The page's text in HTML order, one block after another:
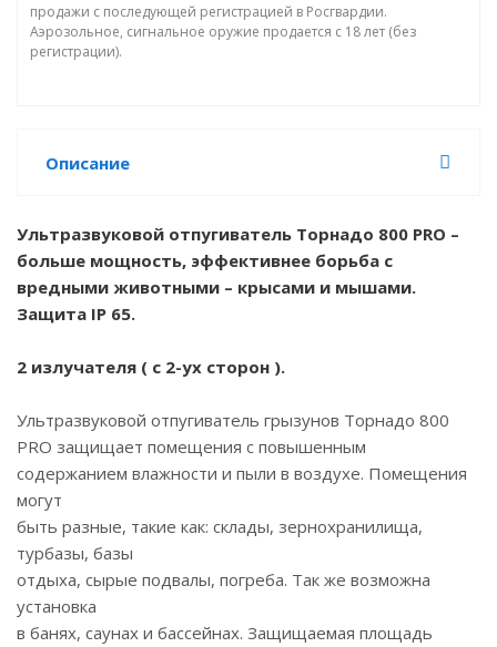
продажи с последующей регистрацией в Росгвардии.
Аэрозольное, сигнальное оружие продается с 18 лет (без
регистрации).
Описание
Ультразвуковой отпугиватель Торнадо 800 PRO –
больше мощность, эффективнее борьба с
вредными животными – крысами и мышами.
Защита IP 65.
2 излучателя ( с 2-ух сторон ).
Ультразвуковой отпугиватель грызунов Торнадо 800
PRO защищает помещения с повышенным
содержанием влажности и пыли в воздухе. Помещения
могут
быть разные, такие как: склады, зернохранилища,
турбазы, базы
отдыха, сырые подвалы, погреба. Так же возможна
установка
в банях, саунах и бассейнах. Защищаемая площадь